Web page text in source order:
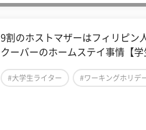
9割のホストマザーはフィリピン
クーバーのホームステイ事情【学
#大学生ライター #ワーキングホリデ